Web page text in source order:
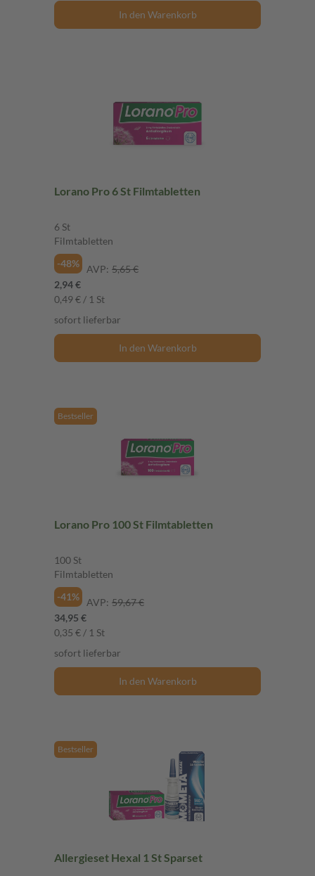
In den Warenkorb
Lorano Pro 6 St Filmtabletten
6 St
Filmtabletten
-48%
AVP: 5,65 €
2,94 €
0,49 € / 1 St
sofort lieferbar
In den Warenkorb
Bestseller
Lorano Pro 100 St Filmtabletten
100 St
Filmtabletten
-41%
AVP: 59,67 €
34,95 €
0,35 € / 1 St
sofort lieferbar
In den Warenkorb
Bestseller
Allergieset Hexal 1 St Sparset